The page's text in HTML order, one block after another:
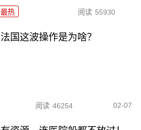
最热 阅读 55930
国这波操作是为啥？
阅读 46254 02-07